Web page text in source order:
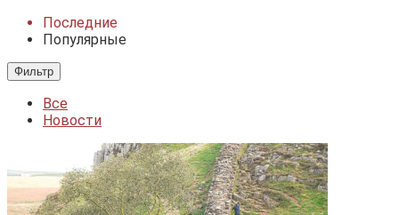
Последние
Популярные
Фильтр
Все
Новости